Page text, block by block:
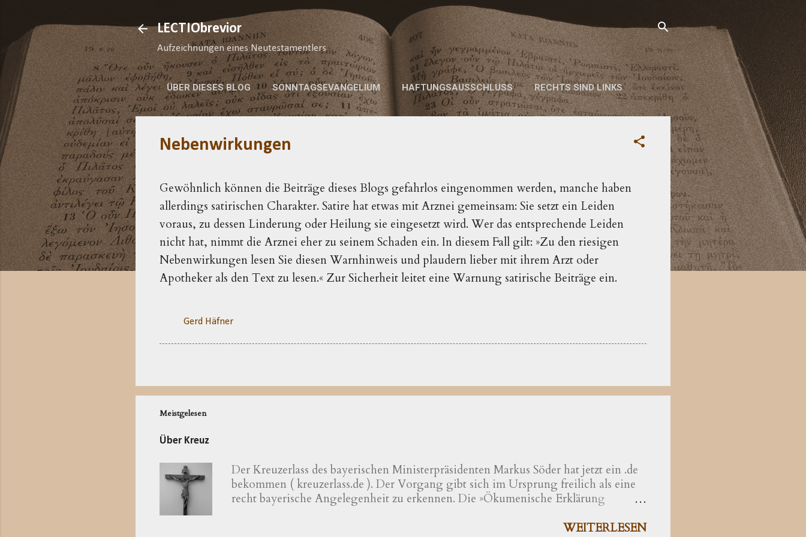
Direkt zum Hauptbereich
LECTIObrevior
Aufzeichnungen eines Neutestamentlers
ÜBER DIESES BLOG SONNTAGSEVANGELIUM HAFTUNGSAUSSCHLUSS RECHTS SIND LINKS
Nebenwirkungen
Gewöhnlich können die Beiträge dieses Blogs gefahrlos eingenommen werden, manche haben
allerdings satirischen Charakter. Satire hat etwas mit Arznei gemeinsam: Sie setzt ein Leiden
voraus, zu dessen Linderung oder Heilung sie eingesetzt wird. Wer das entsprechende Leiden
nicht hat, nimmt die Arznei eher zu seinem Schaden ein. In diesem Fall gilt: »Zu den riesigen
Nebenwirkungen lesen Sie diesen Warnhinweis und plaudern lieber mit ihrem Arzt oder
Apotheker als den Text zu lesen.« Zur Sicherheit leitet eine Warnung satirische Beiträge ein.
Gerd Häfner
Meistgelesen
Über Kreuz
Der Kreuzerlass des bayerischen Ministerpräsidenten Markus Söder hat jetzt ein .de
bekommen ( kreuzerlass.de ). Der Vorgang gibt sich im Ursprung freilich als eine
recht bayerische Angelegenheit zu erkennen. Die »Ökumenische Erklärung
zum bayerischen Kreuzerlass am 1.6.2018« wird nachfolgend präzisiert als eine
WEITERLESEN